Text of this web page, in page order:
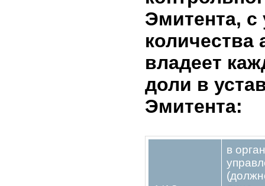
2.5.
Эмитента
отчетного
Физические лица